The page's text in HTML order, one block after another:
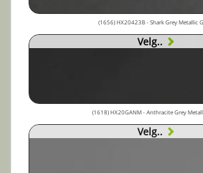
(1656) HX20423B - Shark Grey Metallic
Velg..
(1618) HX20GANM - Anthracite Grey
Velg..